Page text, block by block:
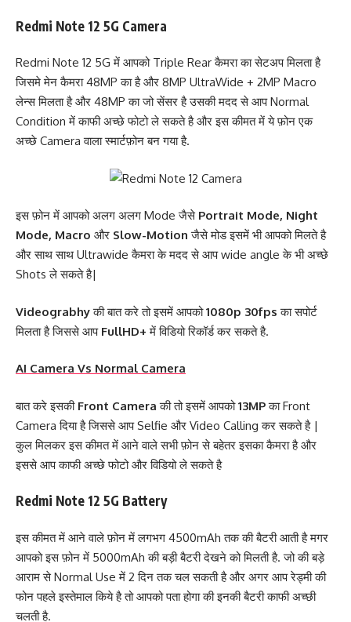
Redmi Note 12 5G Camera
Redmi Note 12 5G में आपको Triple Rear कैमरा का सेटअप मिलता है
जिसमे मेन कैमरा 48MP का है और 8MP UltraWide + 2MP Macro
लेन्स मिलता है और 48MP का जो सेंसर है उसकी मदद से आप Normal
Condition में काफी अच्छे फोटो ले सकते है और इस कीमत में ये फ़ोन एक
अच्छे Camera वाला स्मार्टफ़ोन बन गया है.
इस फ़ोन में आपको अलग अलग Mode जैसे Portrait Mode, Night
Mode, Macro और Slow-Motion जैसे मोड इसमें भी आपको मिलते है
और साथ साथ Ultrawide कैमरा के मदद से आप wide angle के भी अच्छे
Shots ले सकते है|
Videograbhyकी बात करे तो इसमें आपको1080p 30fps का सपोर्ट
मिलता है जिससे आप FullHD+ में विडियो रिकॉर्ड कर सकते है.
AI Camera Vs Normal Camera
बात करे इसकीFront Camera की तो इसमें आपको13MPका Front
Camera दिया है जिससे आप Selfie और Video Calling कर सकते है |
कुल मिलकर इस कीमत में आने वाले सभी फ़ोन से बहेतर इसका कैमरा है और
इससे आप काफी अच्छे फोटो और विडियो ले सकते है
Redmi Note 12 5G Battery
इस कीमत में आने वाले फ़ोन में लगभग 4500mAh तक की बैटरी आती है मगर
आपको इस फ़ोन में 5000mAh की बड़ी बैटरी देखने को मिलती है. जो की बड़े
आराम से Normal Use में 2 दिन तक चल सकती है और अगर आप रेड्मी की
फोन पहले इस्तेमाल किये है तो आपको पता होगा की इनकी बैटरी काफी अच्छी
चलती है.